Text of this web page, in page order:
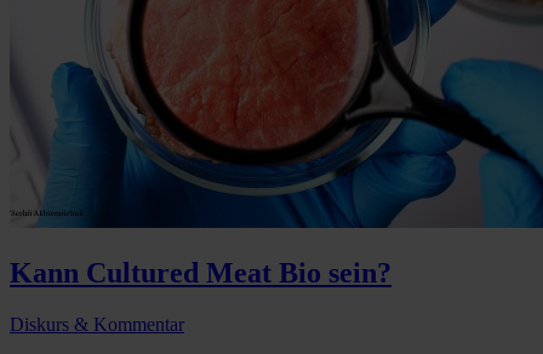
Kann Cultured Meat Bio sein?
Diskurs & Kommentar